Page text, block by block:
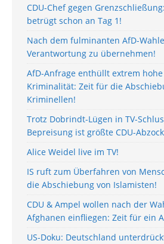
CDU-Chef gegen
betrügt schon an Tag 1!
Nach dem fulminanten AfD-
Verantwortung zu übernehmen!
AfD-Anfrage enthüllt extrem
Kriminalität: Zeit für die
Kriminellen!
Trotz Dobrindt-Lügen in TV-
Bepreisung ist größte CDU-
Alice Weidel live im TV!
IS ruft zum Überfahren von
die Abschiebung von Islamisten!
CDU & Ampel wollen nach der
Afghanen einfliegen: Zeit für ein
US-Doku: Deutschland